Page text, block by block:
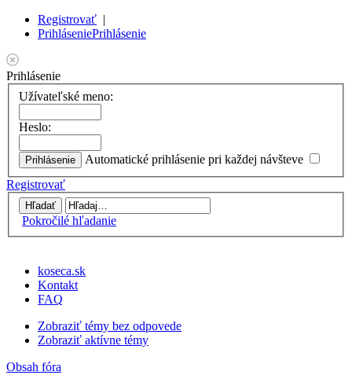
Registrovať |
PrihláseniePrihlásenie
Prihlásenie
Užívateľské meno:
Heslo:
Automatické prihlásenie pri každej návšteve
Registrovať
Pokročilé hľadanie
koseca.sk
Kontakt
FAQ
Zobraziť témy bez odpovede
Zobraziť aktívne témy
Obsah fóra